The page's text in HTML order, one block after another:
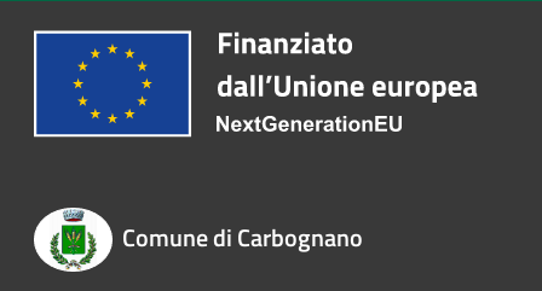
Comune di Carbognano